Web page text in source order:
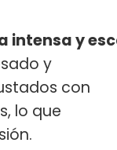
intensa y
y
con
lo que